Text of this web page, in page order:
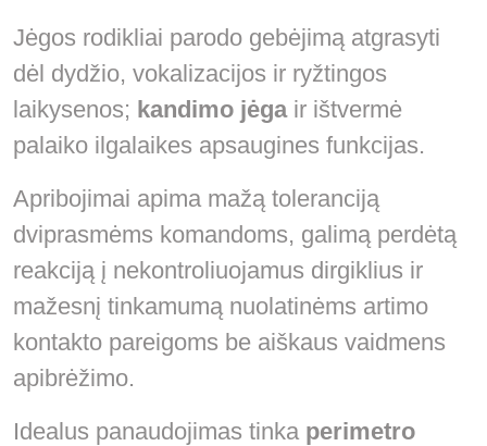
Jėgos rodikliai parodo gebėjimą atgrasyti
dėl dydžio, vokalizacijos ir ryžtingos
laikysenos; kandimo jėgair ištvermė
palaiko ilgalaikes apsaugines funkcijas.
Apribojimai apima mažą toleranciją
dviprasmėms komandoms, galimą perdėtą
reakciją į nekontroliuojamus dirgiklius ir
mažesnį tinkamumą nuolatinėms artimo
kontakto pareigoms be aiškaus vaidmens
apibrėžimo.
Idealus panaudojimas tinka perimetro